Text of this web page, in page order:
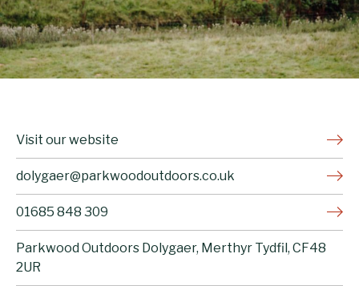
Visit our website
dolygaer@parkwoodoutdoors.co.uk
01685 848 309
Parkwood Outdoors Dolygaer, Merthyr Tydfil, CF48
2UR